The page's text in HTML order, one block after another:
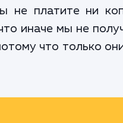
не платите ни
иначе мы не
что только